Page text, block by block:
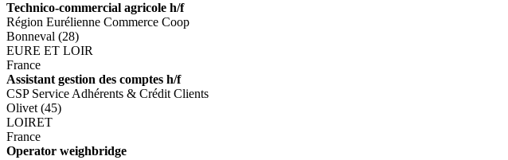
Technico-commercial agricole h/f
Région Eurélienne Commerce Coop
Bonneval (28)
EURE ET LOIR
France
Assistant gestion des comptes h/f
CSP Service Adhérents & Crédit Clients
Olivet (45)
LOIRET
France
Operator weighbridge